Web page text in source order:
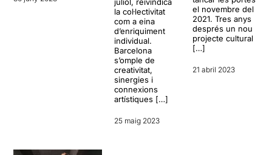
juliol, reivindica
la col·lectivitat
com a eina
d’enriquiment
individual.
Barcelona
s’omple de
creativitat,
sinergies i
connexions
artístiques […]
25 maig 2023
el novembre del
2021. Tres anys
després un nou
projecte cultural
[…]
21 abril 2023